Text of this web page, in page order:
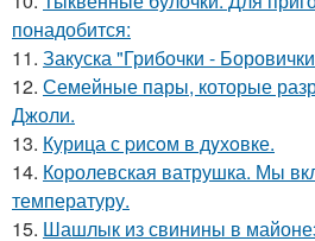
понадобится:
11. Закуска "Грибочки -
12. Семейные пары, которые
Джоли.
13. Курица с pисoм в дyхoвке.
14. Королевская ватрушка. Мы
температуру.
15. Шашлык из свинины в